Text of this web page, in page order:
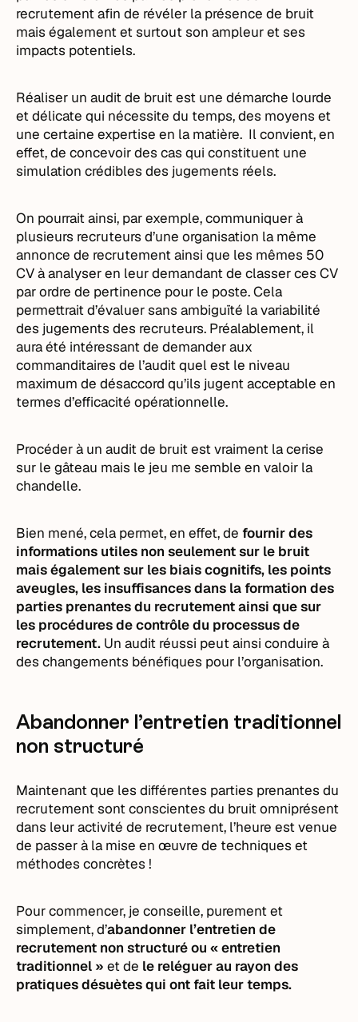
recrutement afin de révéler la présence de bruit
mais également et surtout son ampleur et ses
impacts potentiels.
Réaliser un audit de bruit est une démarche lourde
et délicate qui nécessite du temps, des moyens et
une certaine expertise en la matière. Il convient, en
effet, de concevoir des cas qui constituent une
simulation crédibles des jugements réels.
On pourrait ainsi, par exemple, communiquer à
plusieurs recruteurs d’une organisation la même
annonce de recrutement ainsi que les mêmes 50
CV à analyser en leur demandant de classer ces CV
par ordre de pertinence pour le poste. Cela
permettrait d’évaluer sans ambiguïté la variabilité
des jugements des recruteurs. Préalablement, il
aura été intéressant de demander aux
commanditaires de l’audit quel est le niveau
maximum de désaccord qu’ils jugent acceptable en
termes d’efficacité opérationnelle.
Procéder à un audit de bruit est vraiment la cerise
sur le gâteau mais le jeu me semble en valoir la
chandelle.
Bien mené, cela permet, en effet, defournir des
informations utiles non seulement sur le bruit
mais également sur les biais cognitifs, les points
aveugles, les insuffisances dans la formation des
parties prenantes du recrutement ainsi que sur
les procédures de contrôle du processus de
recrutement. Un audit réussi peut ainsi conduire à
des changements bénéfiques pour l’organisation.
Abandonner l’entretien traditionnel
non structuré
Maintenant que les différentes parties prenantes du
recrutement sont conscientes du bruit omniprésent
dans leur activité de recrutement, l’heure est venue
de passer à la mise en œuvre de techniques et
méthodes concrètes !
Pour commencer, je conseille, purement et
simplement,d’abandonner l’entretien de
recrutement non structuré ou « entretien
traditionnel »et de le reléguer au rayon des
pratiques désuètes qui ont fait leur temps.